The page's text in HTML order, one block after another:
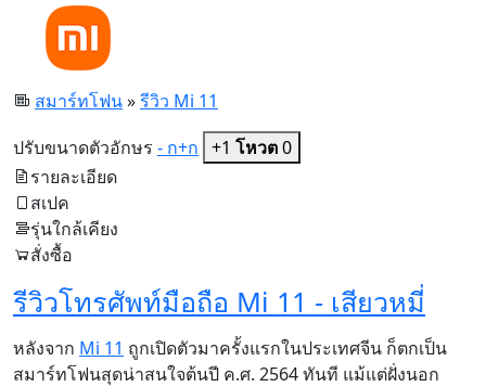
สมาร์ทโฟน»รีวิว Mi 11
ปรับขนาดตัวอักษร - ก+ก +1 โหวต0
รายละเอียด
สเปค
รุ่นใกล้เคียง
สั่งซื้อ
รีวิวโทรศัพท์มือถือ Mi 11 - เสียวหมี่
หลังจาก Mi 11 ถูกเปิดตัวมาครั้งแรกในประเทศจีน ก็ตกเป็น
สมาร์ทโฟนสุดน่าสนใจต้นปี ค.ศ. 2564 ทันที แม้แต่ฝั่งนอก